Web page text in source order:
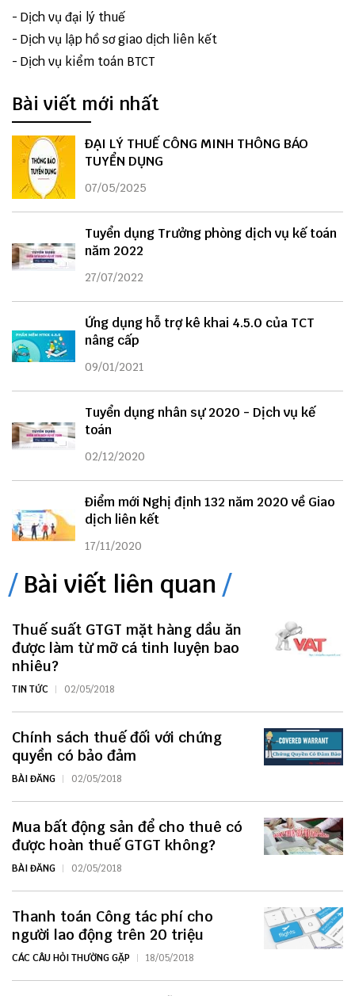
- Dịch vụ đại lý thuế
- Dịch vụ lập hồ sơ giao dịch liên kết
- Dịch vụ kiểm toán BTCT
Bài viết mới nhất
ĐẠI LÝ THUẾ CÔNG MINH THÔNG BÁO
TUYỂN DỤNG
07/05/2025
Tuyển dụng Trưởng phòng dịch vụ kế toán
năm 2022
27/07/2022
Ứng dụng hỗ trợ kê khai 4.5.0 của TCT
nâng cấp
09/01/2021
Tuyển dụng nhân sự 2020 - Dịch vụ kế
toán
02/12/2020
Điểm mới Nghị định 132 năm 2020 về Giao
dịch liên kết
17/11/2020
Bài viết liên quan
Thuế suất GTGT mặt hàng dầu ăn
được làm từ mỡ cá tinh luyện bao
nhiêu?
TIN TỨC 02/05/2018
Chính sách thuế đối với chứng
quyền có bảo đảm
BÀI ĐĂNG 02/05/2018
Mua bất động sản để cho thuê có
được hoàn thuế GTGT không?
BÀI ĐĂNG 02/05/2018
Thanh toán Công tác phí cho
người lao động trên 20 triệu
CÁC CÂU HỎI THƯỜNG GẶP 18/05/2018